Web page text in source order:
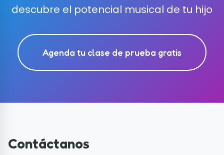
descubre el potencial musical de tu hijo
Agenda tu clase de prueba gratis
Contáctanos